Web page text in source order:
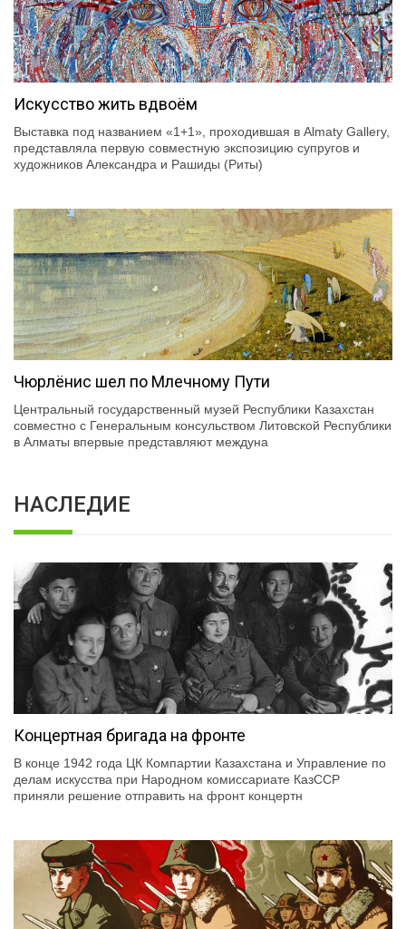
Искусство жить вдвоём
Выставка под названием «1+1», проходившая в Almaty Gallery,
представляла первую совместную экспозицию супругов и
художников Александра и Рашиды (Риты)
Чюрлёнис шел по Млечному Пути
Центральный государственный музей Республики Казахстан
совместно с Генеральным консульством Литовской Республики
в Алматы впервые представляют междуна
НАСЛЕДИЕ
Концертная бригада на фронте
В конце 1942 года ЦК Компартии Казахстана и Управление по
делам искусства при Народном комиссариате КазССР
приняли решение отправить на фронт концертн